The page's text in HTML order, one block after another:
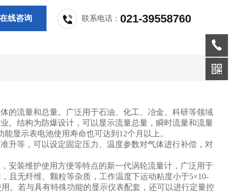
线咨询 联系电话：021-39558760
的流量和总量。广泛用于石油、化工、冶金、科研等领域
。结构为防爆设计，可以显示流量总量，瞬时流量和流量
显示表电池使用寿命也可达到12个月以上。
升等，可以设定固定压力、温度参数对气体进行补偿，对
安装维护使用方便等特点的新一代涡轮流量计，广泛用于
且无纤维、颗粒等杂质，工作温度下运动粘度小于5×10-
。若与具有特殊功能的显示仪表配套，还可以进行定量控